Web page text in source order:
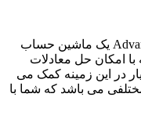
نرم افزار Advanced Trigonometry Calculator یک ماشین حساب
امکان حل معادلات
در این زمینه کمک می
می باشد که شما با